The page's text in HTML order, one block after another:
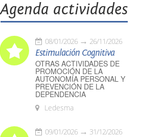
Agenda actividades
08/01/2026 26/11/2026
Estimulación Cognitiva
OTRAS ACTIVIDADES DE
PROMOCIÓN DE LA
AUTONOMÍA PERSONAL Y
PREVENCIÓN DE LA
DEPENDENCIA
Ledesma
09/01/2026 31/12/2026